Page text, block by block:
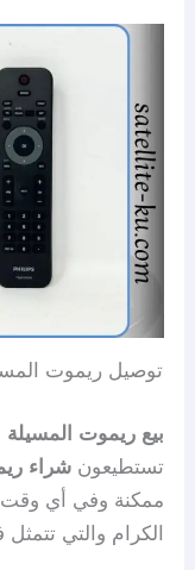
توصيل ريموت المسيلة / 94959465 / بيع
بيع ريموت المسيلة
تستطيعونشراء
ممكنة وفي أي وقت،
الكرام والتي